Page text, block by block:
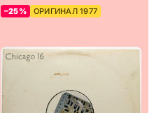
–25% ОРИГИНАЛ 1977